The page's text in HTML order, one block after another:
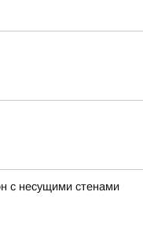
с несущими стенами